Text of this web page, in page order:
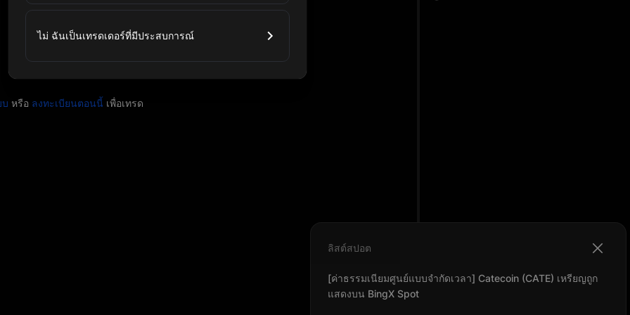
บ หรือ ลงทะเบียนตอนนี้ เพื่อเทรด
ลิสต์สปอต
[ค่าธรรมเนียมศูนย์แบบจำกัดเวลา] Catecoin (CATE) เหรียญถูก
แสดงบน BingX Spot
ไม่ ฉันเป็นเทรดเดอร์ที่มีประสบการณ์